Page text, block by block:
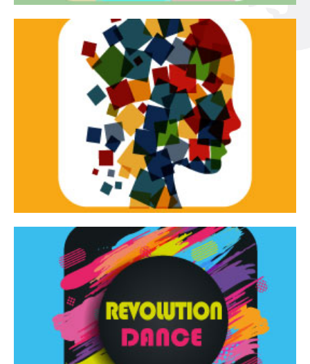
Tracce dinamiche
Tracce Dinamiche è una rassegna di teatro
d’innovazione e sperimentale.
Continua
Revolution Dance
Rassegna di danza contemporanea – I Edizione